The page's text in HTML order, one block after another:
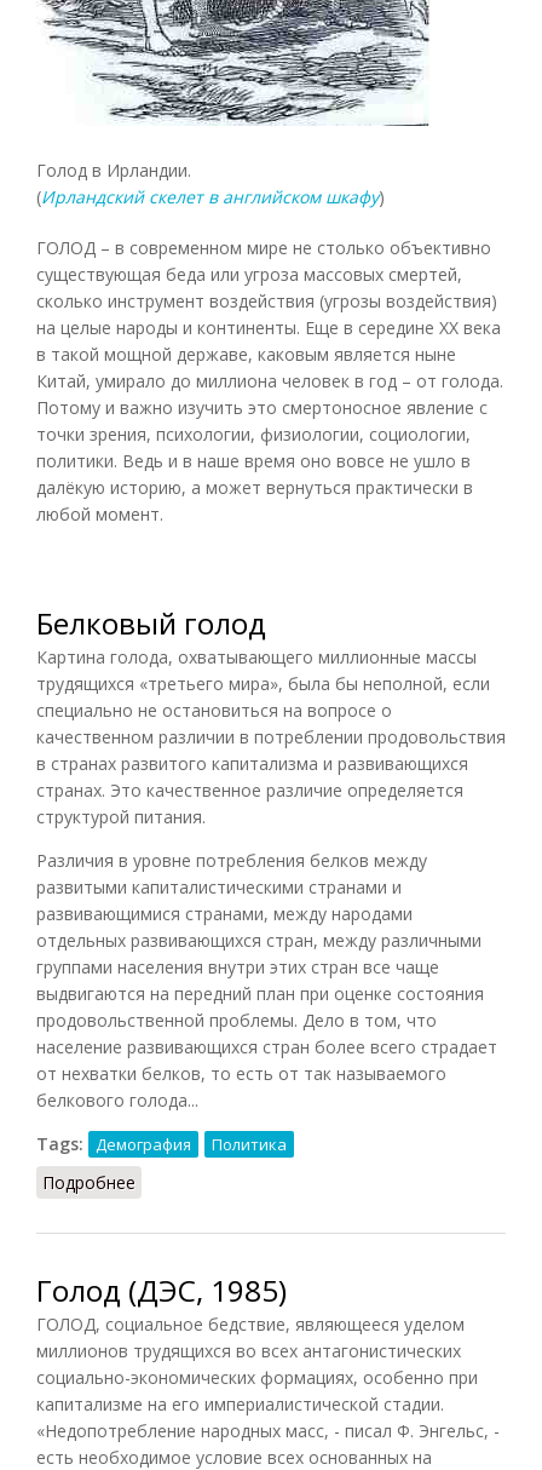
Голод в Ирландии.
(Ирландский скелет в английском шкафу)
ГОЛОД – в современном мире не столько объективно
существующая беда или угроза массовых смертей,
сколько инструмент воздействия (угрозы воздействия)
на целые народы и континенты. Еще в середине XX века
в такой мощной державе, каковым является ныне
Китай, умирало до миллиона человек в год – от голода.
Потому и важно изучить это смертоносное явление с
точки зрения, психологии, физиологии, социологии,
политики. Ведь и в наше время оно вовсе не ушло в
далёкую историю, а может вернуться практически в
любой момент.
Белковый голод
Картина голода, охватывающего миллионные массы
трудящихся «третьего мира», была бы неполной, если
специально не остановиться на вопросе о
качественном различии в потреблении продовольствия
в странах развитого капитализма и развивающихся
странах. Это качественное различие определяется
структурой питания.
Различия в уровне потребления белков между
развитыми капиталистическими странами и
развивающимися странами, между народами
отдельных развивающихся стран, между различными
группами населения внутри этих стран все чаще
выдвигаются на передний план при оценке состояния
продовольственной проблемы. Дело в том, что
население развивающихся стран более всего страдает
от нехватки белков, то есть от так называемого
белкового голода...
Tags:
Демография Политика
Подробнее
Голод (ДЭС, 1985)
ГОЛОД, социальное бедствие, являющееся уделом
миллионов трудящихся во всех антагонистических
социально-экономических формациях, особенно при
капитализме на его империалистической стадии.
«Недопотребление народных масс, - писал Ф. Энгельс, -
есть необходимое условие всех основанных на